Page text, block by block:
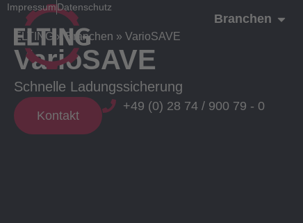
ImpressumDatenschutz
Branchen
ELTING »Branchen » VarioSAVE
VarioSAVE
Schnelle Ladungssicherung
Kontakt
+49 (0) 28 74 / 900 79 - 0